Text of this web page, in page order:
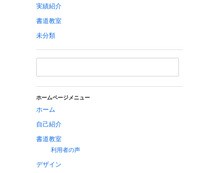
実績紹介
書道教室
未分類
ホームページメニュー
ホーム
自己紹介
書道教室
利用者の声
デザイン